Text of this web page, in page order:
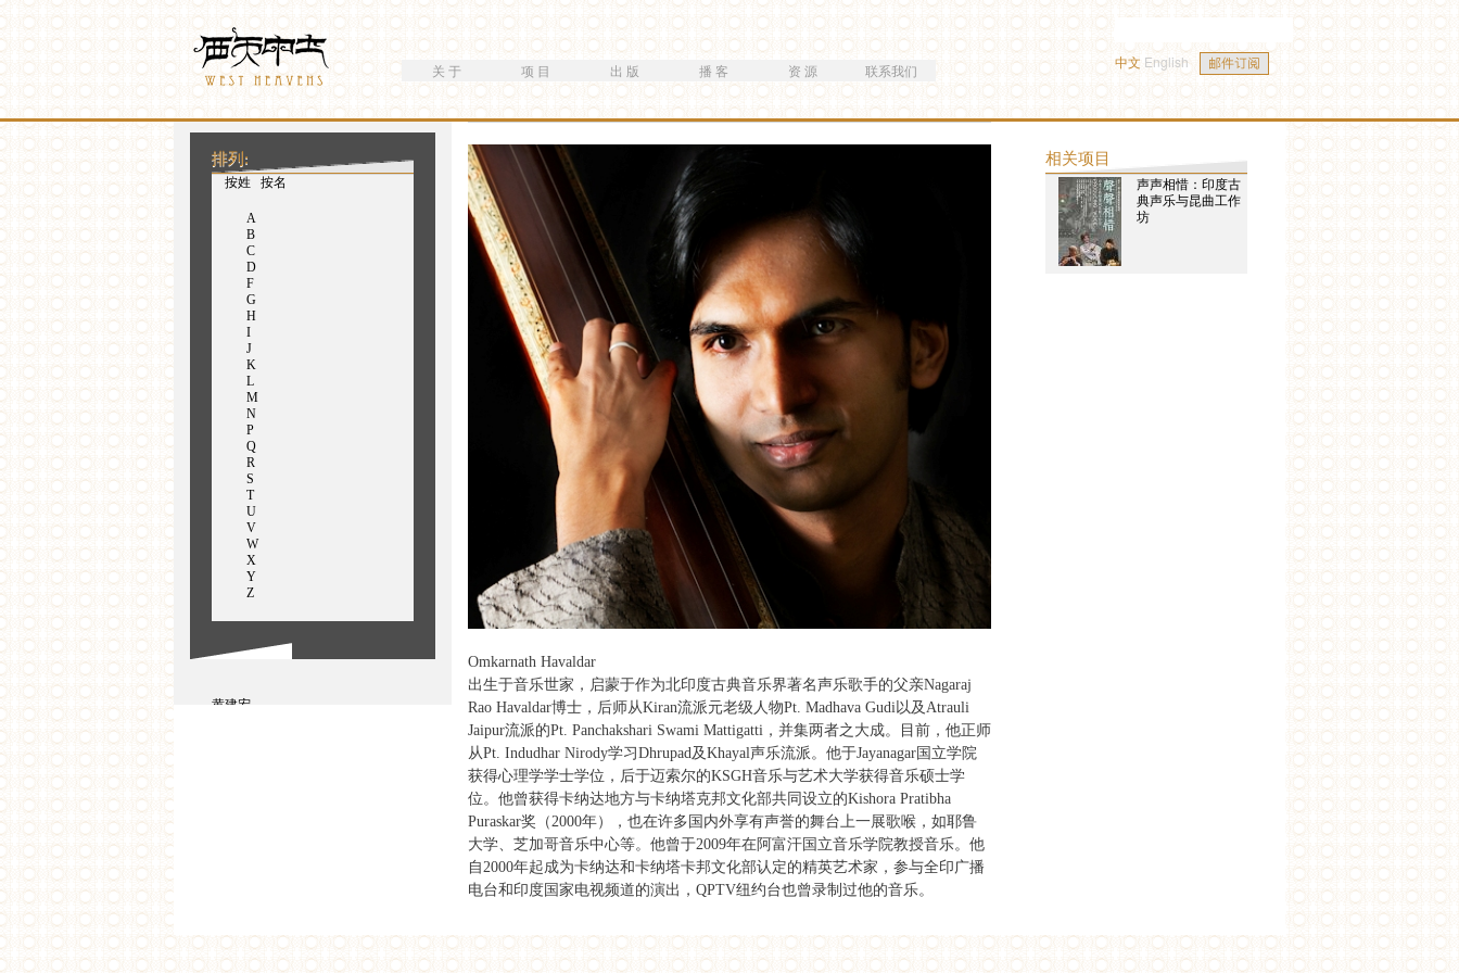
主
要
Westheavens
关 于 项 目 出 版 播 客 资 源 联系我们
搜索表单
搜索
中文 English
你在这里
Omkarnath Havaldar
出生于音乐世家，启蒙于作为北印度古典音乐界著名声乐歌手的父亲Nagaraj
Rao Havaldar博士，后师从Kiran流派元老级人物Pt. Madhava Gudi以及Atrauli
Jaipur流派的Pt. Panchakshari Swami Mattigatti，并集两者之大成。目前，他正师
从Pt. Indudhar Nirody学习Dhrupad及Khayal声乐流派。他于Jayanagar国立学院
获得心理学学士学位，后于迈索尔的KSGH音乐与艺术大学获得音乐硕士学
位。他曾获得卡纳达地方与卡纳塔克邦文化部共同设立的Kishora Pratibha
Puraskar奖（2000年），也在许多国内外享有声誉的舞台上一展歌喉，如耶鲁
大学、芝加哥音乐中心等。他曾于2009年在阿富汗国立音乐学院教授音乐。他
自2000年起成为卡纳达和卡纳塔卡邦文化部认定的精英艺术家，参与全印广播
电台和印度国家电视频道的演出，QPTV纽约台也曾录制过他的音乐。
排列:
按姓
（活动标签） 按名
A
B
C
D
F
G
H
I
J
K
L
M
N
P
Q
R
S
T
U
V
W
X
Y
Z
黄建宏
相关项目
声声相惜：印度古
典声乐与昆曲工作
坊